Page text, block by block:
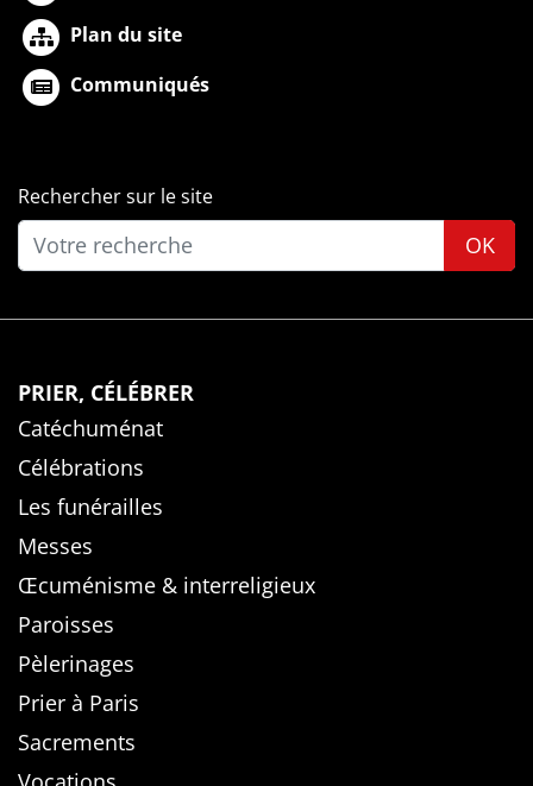
Plan du site
Communiqués
Rechercher sur le site
OK
PRIER, CÉLÉBRER
Catéchuménat
Célébrations
Les funérailles
Messes
Œcuménisme & interreligieux
Paroisses
Pèlerinages
Prier à Paris
Sacrements